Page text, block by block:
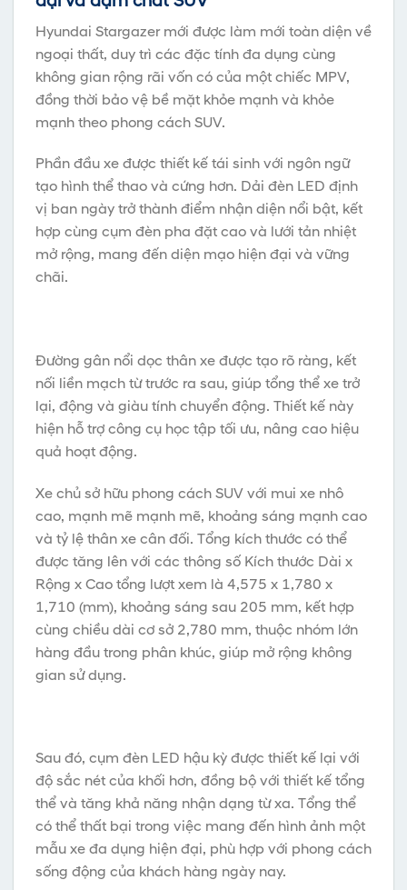
Hyundai Stargazer mới được làm mới toàn diện về
ngoại thất, duy trì các đặc tính đa dụng cùng
không gian rộng rãi vốn có của một chiếc MPV,
đồng thời bảo vệ bề mặt khỏe mạnh và khỏe
mạnh theo phong cách SUV.
Phần đầu xe được thiết kế tái sinh với ngôn ngữ
tạo hình thể thao và cứng hơn. Dải đèn LED định
vị ban ngày trở thành điểm nhận diện nổi bật, kết
hợp cùng cụm đèn pha đặt cao và lưới tản nhiệt
mở rộng, mang đến diện mạo hiện đại và vững
chãi.
Đường gân nổi dọc thân xe được tạo rõ ràng, kết
nối liền mạch từ trước ra sau, giúp tổng thể xe trở
lại, động và giàu tính chuyển động. Thiết kế này
hiện hỗ trợ công cụ học tập tối ưu, nâng cao hiệu
quả hoạt động.
Xe chủ sở hữu phong cách SUV với mui xe nhô
cao, mạnh mẽ mạnh mẽ, khoảng sáng mạnh cao
và tỷ lệ thân xe cân đối. Tổng kích thước có thể
được tăng lên với các thông số Kích thước Dài x
Rộng x Cao tổng lượt xem là 4,575 x 1,780 x
1,710 (mm), khoảng sáng sau 205 mm, kết hợp
cùng chiều dài cơ sở 2,780 mm, thuộc nhóm lớn
hàng đầu trong phân khúc, giúp mở rộng không
gian sử dụng.
Sau đó, cụm đèn LED hậu kỳ được thiết kế lại với
độ sắc nét của khối hơn, đồng bộ với thiết kế tổng
thể và tăng khả năng nhận dạng từ xa. Tổng thể
có thể thất bại trong việc mang đến hình ảnh một
mẫu xe đa dụng hiện đại, phù hợp với phong cách
sống động của khách hàng ngày nay.